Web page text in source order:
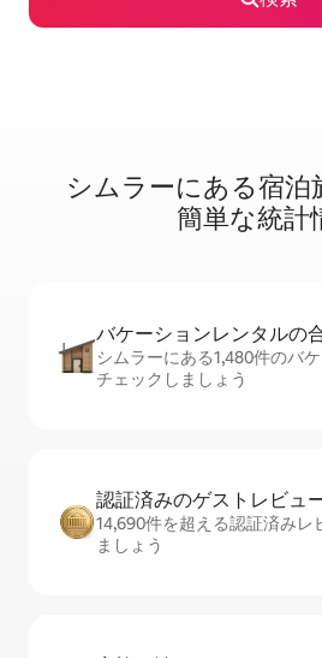
シムラーに⁠あ⁠る宿⁠泊⁠
簡⁠単⁠な統⁠計⁠
バケーションレ⁠ン⁠タ⁠ル⁠の
シムラーにある1,480件のバ
チェックしましょう
認証済みのゲ⁠ス⁠ト⁠レ⁠ビ⁠ュ⁠
14,690件を超える認証済みレ
ましょう